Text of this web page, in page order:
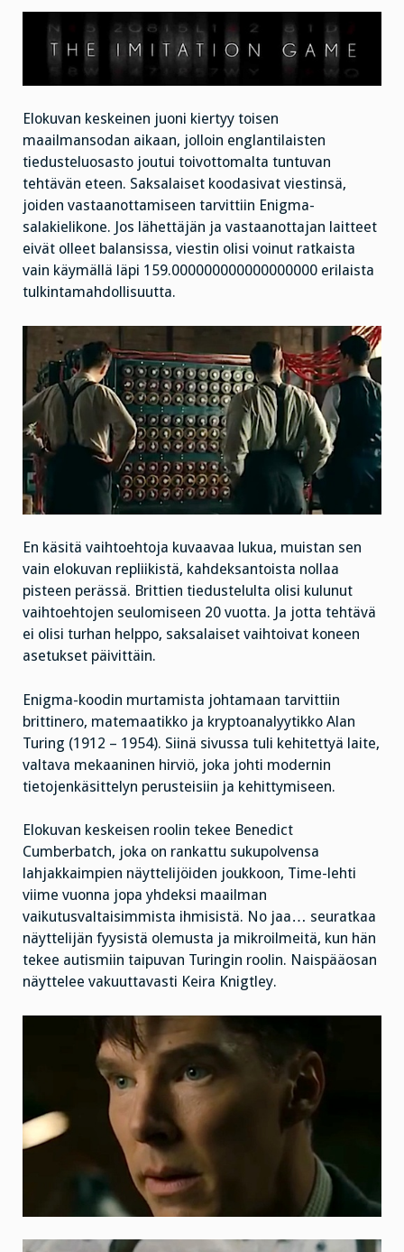
Elokuvan keskeinen juoni kiertyy toisen
maailmansodan aikaan, jolloin englantilaisten
tiedusteluosasto joutui toivottomalta tuntuvan
tehtävän eteen. Saksalaiset koodasivat viestinsä,
joiden vastaanottamiseen tarvittiin Enigma-
salakielikone. Jos lähettäjän ja vastaanottajan laitteet
eivät olleet balansissa, viestin olisi voinut ratkaista
vain käymällä läpi 159.000000000000000000 erilaista
tulkintamahdollisuutta.
En käsitä vaihtoehtoja kuvaavaa lukua, muistan sen
vain elokuvan repliikistä, kahdeksantoista nollaa
pisteen perässä. Brittien tiedustelulta olisi kulunut
vaihtoehtojen seulomiseen 20 vuotta. Ja jotta tehtävä
ei olisi turhan helppo, saksalaiset vaihtoivat koneen
asetukset päivittäin.
Enigma-koodin murtamista johtamaan tarvittiin
brittinero, matemaatikko ja kryptoanalyytikko Alan
Turing (1912 – 1954). Siinä sivussa tuli kehitettyä laite,
valtava mekaaninen hirviö, joka johti modernin
tietojenkäsittelyn perusteisiin ja kehittymiseen.
Elokuvan keskeisen roolin tekee Benedict
Cumberbatch, joka on rankattu sukupolvensa
lahjakkaimpien näyttelijöiden joukkoon, Time-lehti
viime vuonna jopa yhdeksi maailman
vaikutusvaltaisimmista ihmisistä. No jaa… seuratkaa
näyttelijän fyysistä olemusta ja mikroilmeitä, kun hän
tekee autismiin taipuvan Turingin roolin. Naispääosan
näyttelee vakuuttavasti Keira Knigtley.